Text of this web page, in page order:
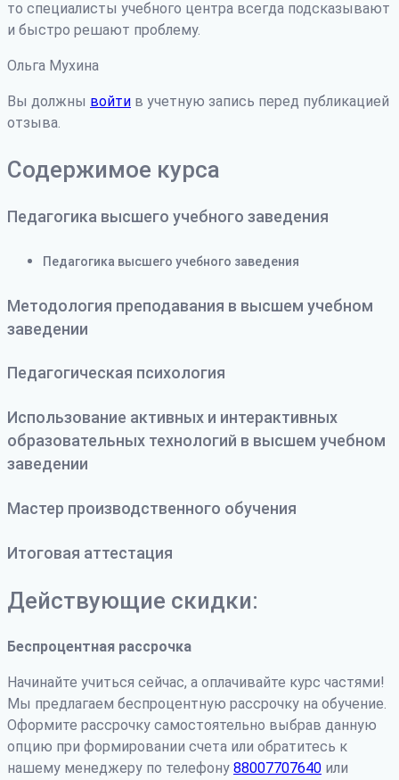
то специалисты учебного центра всегда подсказывают
и быстро решают проблему.
Ольга Мухина
Вы должны войти в учетную запись перед публикацией
отзыва.
Содержимое курса
Педагогика высшего учебного заведения
Педагогика высшего учебного заведения
Методология преподавания в высшем учебном
заведении
Педагогическая психология
Использование активных и интерактивных
образовательных технологий в высшем учебном
заведении
Мастер производственного обучения
Итоговая аттестация
Действующие скидки:
Беспроцентная рассрочка
Начинайте учиться сейчас, а оплачивайте курс частями!
Мы предлагаем беспроцентную рассрочку на обучение.
Оформите рассрочку самостоятельно выбрав данную
опцию при формировании счета или обратитесь к
нашему менеджеру по телефону 88007707640 или